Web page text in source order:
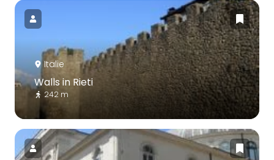
Italie
Walls in Rieti
242 m